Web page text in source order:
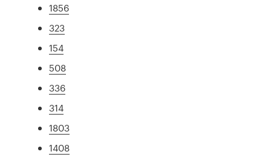
1856
323
154
508
336
314
1803
1408